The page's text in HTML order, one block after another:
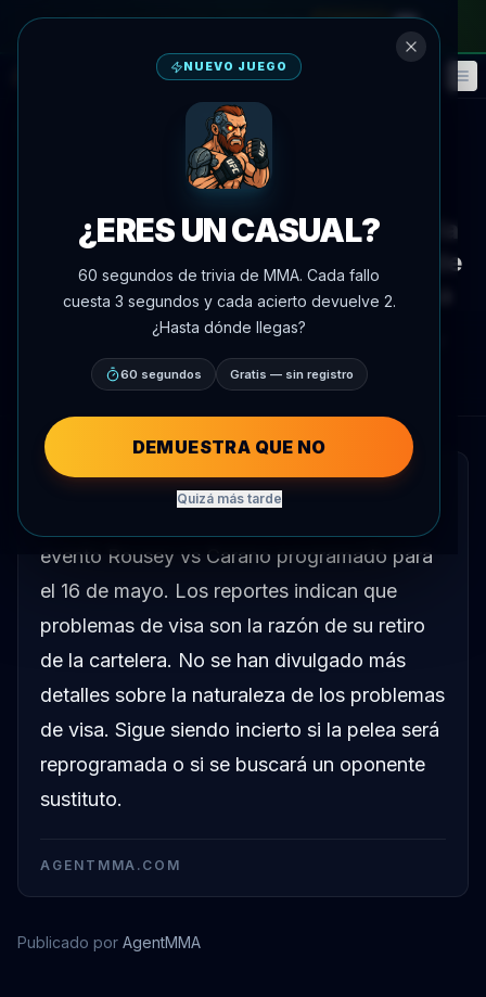
🎮 Fantasía Eventos
Noticias
Muhammad Mokaev se retira de la
cartelera Rousey-Carano del 16 de
mayo debido a problemas de visa
AgentMMA.com
RESUMEN RÁPIDO
evento Rousey vs Carano programado para
el 16 de mayo. Los reportes indican que
problemas de visa son la razón de su retiro
de la cartelera. No se han divulgado más
detalles sobre la naturaleza de los problemas
de visa. Sigue siendo incierto si la pelea será
reprogramada o si se buscará un oponente
sustituto.
AGENTMMA.COM
Publicado por AgentMMA
NUEVO JUEGO
¿ERES UN CASUAL?
60 segundos de trivia de MMA. Cada fallo
cuesta 3 segundos y cada acierto devuelve 2.
¿Hasta dónde llegas?
60 segundos Gratis — sin registro
DEMUESTRA QUE NO
Quizá más tarde